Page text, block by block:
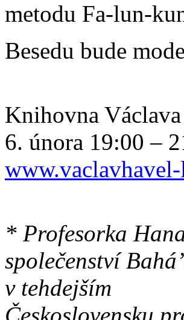
metodu Fa-lun-
Besedu bude
Knihovna
6. února 19:00 –
* Profesorka
společenství
v tehdejším
Československu